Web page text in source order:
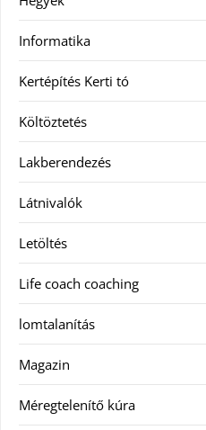
Informatika
Kertépítés Kerti tó
Költöztetés
Lakberendezés
Látnivalók
Letöltés
Life coach coaching
lomtalanítás
Magazin
Méregtelenítő kúra